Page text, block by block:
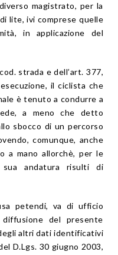
magistrato, per la
lite, ivi comprese quelle
in applicazione del
cod. strada e dell’art. 377,
il ciclista che
è tenuto a condurre a
a meno che detto
sbocco di un percorso
comunque, anche
a mano allorchè, per le
sua andatura risulti di
petendi, va di ufficio
del presente
altri dati identificativi
D.Lgs. 30 giugno 2003,